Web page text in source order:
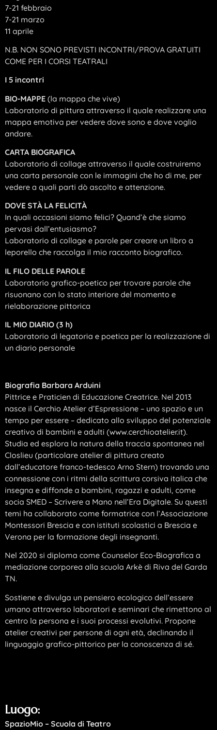
7-21 febbraio
7-21 marzo
11 aprile
N.B. NON SONO PREVISTI INCONTRI/PROVA GRATUITI
COME PER I CORSI TEATRALI
I 5 incontri
BIO-MAPPE (la mappa che vive)
Laboratorio di pittura attraverso il quale realizzare una
mappa emotiva per vedere dove sono e dove voglio
andare.
CARTA BIOGRAFICA
Laboratorio di collage attraverso il quale costruiremo
una carta personale con le immagini che ho di me, per
vedere a quali parti dò ascolto e attenzione.
DOVE STÀ LA FELICITÀ
In quali occasioni siamo felici? Quand’è che siamo
pervasi dall’entusiasmo?
Laboratorio di collage e parole per creare un libro a
leporello che raccolga il mio racconto biografico.
IL FILO DELLE PAROLE
Laboratorio grafico-poetico per trovare parole che
risuonano con lo stato interiore del momento e
rielaborazione pittorica
IL MIO DIARIO (3 h)
Laboratorio di legatoria e poetica per la realizzazione di
un diario personale
Biografia Barbara Arduini
Pittrice e Praticien di Educazione Creatrice. Nel 2013
nasce il Cerchio Atelier d’Espressione – uno spazio e un
tempo per essere – dedicato allo sviluppo del potenziale
creativo di bambini e adulti (www.cerchioatelier.it).
Studia ed esplora la natura della traccia spontanea nel
Closlieu (particolare atelier di pittura creato
dall’educatore franco-tedesco Arno Stern) trovando una
connessione con i ritmi della scrittura corsiva italica che
insegna e diffonde a bambini, ragazzi e adulti, come
socia SMED – Scrivere a Mano nell’Era Digitale. Su questi
temi ha collaborato come formatrice con l’Associazione
Montessori Brescia e con istituti scolastici a Brescia e
Verona per la formazione degli insegnanti.
Nel 2020 si diploma come Counselor Eco-Biografica a
mediazione corporea alla scuola Arkè di Riva del Garda
TN.
Sostiene e divulga un pensiero ecologico dell’essere
umano attraverso laboratori e seminari che rimettono al
centro la persona e i suoi processi evolutivi. Propone
atelier creativi per persone di ogni età, declinando il
linguaggio grafico-pittorico per la conoscenza di sé.
Luogo:
SpazioMio – Scuola di Teatro